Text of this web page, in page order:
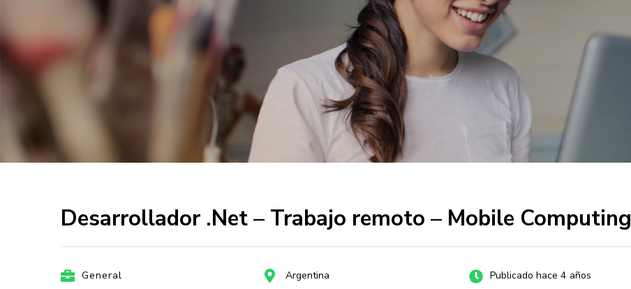
Desarrollador .Net – Trabajo remoto – Mobile Computing
General Argentina Publicado hace 4 años